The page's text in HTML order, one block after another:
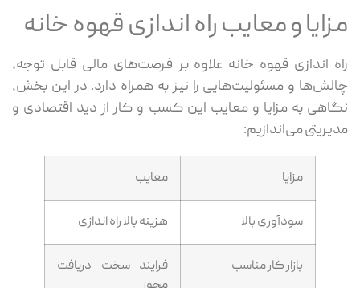
مزایا و معایب راه اندازی قهوه خانه
راه اندازی قهوه خانه علاوه بر فرصت‌های مالی قابل توجه،
چالش‌ها و مسئولیت‌هایی را نیز به همراه دارد. در این بخش،
نگاهی به مزایا و معایب این کسب و کار از دید اقتصادی و
مدیریتی می‌اندازیم:
مزایا معایب
سودآوری بالا هزینه بالا راه اندازی
بازار کار مناسب
فرایند سخت دریافت